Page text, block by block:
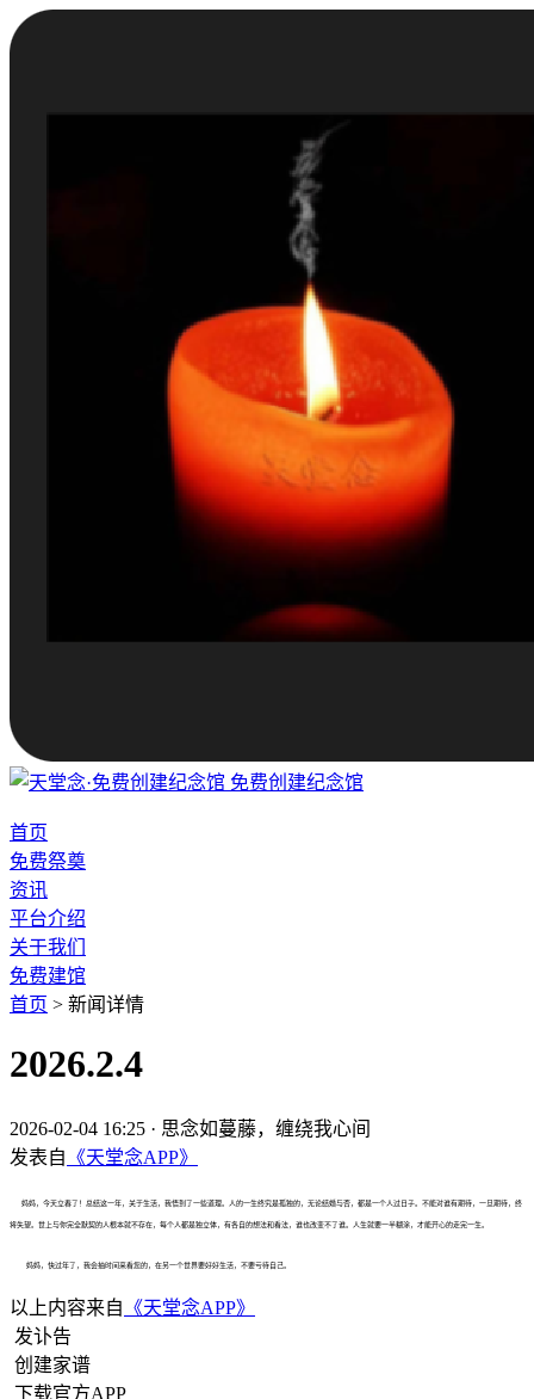
免费创建纪念馆
首页
免费祭奠
资讯
平台介绍
关于我们
免费建馆
首页 > 新闻详情
2026.2.4
2026-02-04 16:25 · 思念如蔓藤，缠绕我心间
发表自 《天堂念APP》
妈妈，今天立春了！总结这一年，关于生活，我悟到了一些道理。人的一生终究是孤独的，无论结婚与否，都是一个人过日子。不能对谁有期待，一旦期待，终
将失望。世上与你完全默契的人根本就不存在，每个人都是独立体，有各自的想法和看法，谁也改变不了谁。人生就要一半糊涂，才能开心的走完一生。
妈妈，快过年了，我会抽时间来看您的，在另一个世界要好好生活，不要亏待自己。
以上内容来自 《天堂念APP》
发讣告
创建家谱
下载官方APP